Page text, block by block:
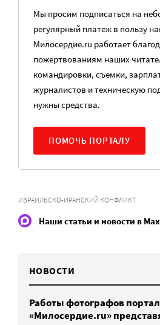
Мы просим подписаться на
регулярный платеж в пользу
Милосердие.ru работает
пожертвованиям наших
командировки, съемки,
журналистов и техническую
нужны средства.
ПОМОЧЬ ПОРТАЛУ
ИЗРАИЛЬСКО-ИРАНСКИЙ КОНФЛИКТ
Наши статьи и новости в
НОВОСТИ
Работы фотографов
«Милосердие.ru»